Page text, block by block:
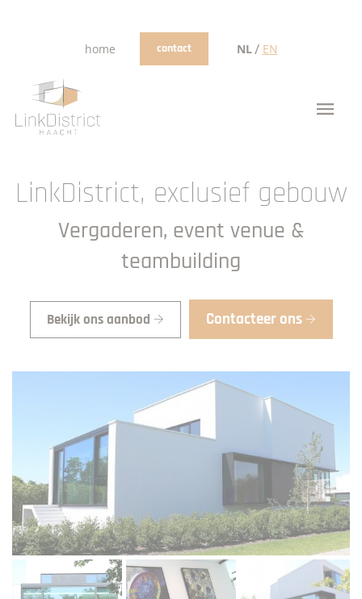
home contact NL/ EN
LinkDistrict, exclusief gebouw
Vergaderen, event venue &
teambuilding
Bekijk ons aanbod Contacteer ons